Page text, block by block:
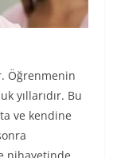
Öğrenmenin
yıllarıdır. Bu
ve kendine